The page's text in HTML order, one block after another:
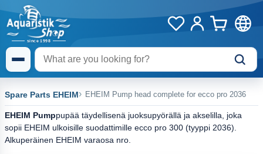
Spare Parts EHEIM EHEIM Pump head complete for ecco pro 2036
EHEIM Pumppupää täydellisenä juoksupyörällä ja akselilla, joka
sopii EHEIM ulkoisille suodattimille ecco pro 300 (tyyppi 2036).
Alkuperäinen EHEIM varaosa nro.